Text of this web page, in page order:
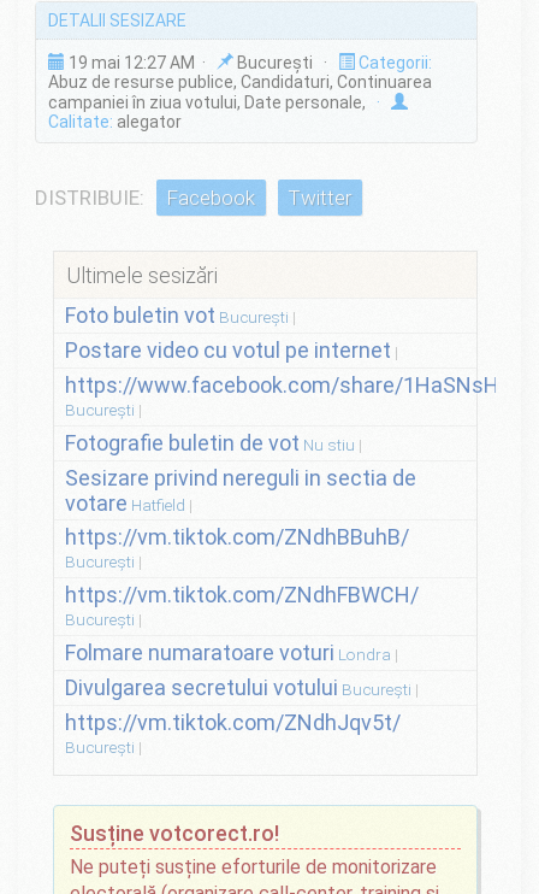
DETALII SESIZARE
19 mai 12:27 AM · București ·
Categorii:
Abuz de resurse publice, Candidaturi, Continuarea
campaniei în ziua votului, Date personale,
·
Calitate: alegator
DISTRIBUIE: Facebook Twitter
Ultimele sesizări
Foto buletin vot București
Postare video cu votul pe internet
https://www.facebook.com/share/
București
Fotografie buletin de vot Nu stiu
Sesizare privind nereguli in sectia de
votare Hatfield
https://vm.tiktok.com/ZNdhBBuhB/
București
https://vm.tiktok.com/ZNdhFBWCH/
București
Folmare numaratoare voturi Londra
Divulgarea secretului votului București
https://vm.tiktok.com/ZNdhJqv5t/
București
Susține votcorect.ro!
Ne puteți susține eforturile de monitorizare